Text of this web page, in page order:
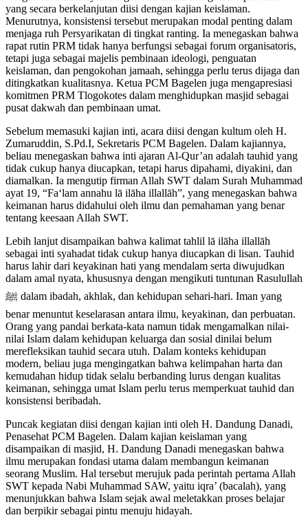
yang secara berkelanjutan diisi dengan kajian keislaman.
Menurutnya, konsistensi tersebut merupakan modal penting dalam
menjaga ruh Persyarikatan di tingkat ranting. Ia menegaskan bahwa
rapat rutin PRM tidak hanya berfungsi sebagai forum organisatoris,
tetapi juga sebagai majelis pembinaan ideologi, penguatan
keislaman, dan pengokohan jamaah, sehingga perlu terus dijaga dan
ditingkatkan kualitasnya. Ketua PCM Bagelen juga mengapresiasi
komitmen PRM Tlogokotes dalam menghidupkan masjid sebagai
pusat dakwah dan pembinaan umat.
Sebelum memasuki kajian inti, acara diisi dengan kultum oleh H.
Zumaruddin, S.Pd.I, Sekretaris PCM Bagelen. Dalam kajiannya,
beliau menegaskan bahwa inti ajaran Al-Qur’an adalah tauhid yang
tidak cukup hanya diucapkan, tetapi harus dipahami, diyakini, dan
diamalkan. Ia mengutip firman Allah SWT dalam Surah Muhammad
ayat 19, “Fa‘lam annahu lā ilāha illallāh”, yang menegaskan bahwa
keimanan harus didahului oleh ilmu dan pemahaman yang benar
tentang keesaan Allah SWT.
Lebih lanjut disampaikan bahwa kalimat tahlil lā ilāha illallāh
sebagai inti syahadat tidak cukup hanya diucapkan di lisan. Tauhid
harus lahir dari keyakinan hati yang mendalam serta diwujudkan
dalam amal nyata, khususnya dengan mengikuti tuntunan Rasulullah
ﷺ dalam ibadah, akhlak, dan kehidupan sehari-hari. Iman yang
benar menuntut keselarasan antara ilmu, keyakinan, dan perbuatan.
Orang yang pandai berkata-kata namun tidak mengamalkan nilai-
nilai Islam dalam kehidupan keluarga dan sosial dinilai belum
merefleksikan tauhid secara utuh. Dalam konteks kehidupan
modern, beliau juga mengingatkan bahwa kelimpahan harta dan
kemudahan hidup tidak selalu berbanding lurus dengan kualitas
keimanan, sehingga umat Islam perlu terus memperkuat tauhid dan
konsistensi beribadah.
Puncak kegiatan diisi dengan kajian inti oleh H. Dandung Danadi,
Penasehat PCM Bagelen. Dalam kajian keislaman yang
disampaikan di masjid, H. Dandung Danadi menegaskan bahwa
ilmu merupakan fondasi utama dalam membangun keimanan
seorang Muslim. Hal tersebut merujuk pada perintah pertama Allah
SWT kepada Nabi Muhammad SAW, yaitu iqra’ (bacalah), yang
menunjukkan bahwa Islam sejak awal meletakkan proses belajar
dan berpikir sebagai pintu menuju hidayah.